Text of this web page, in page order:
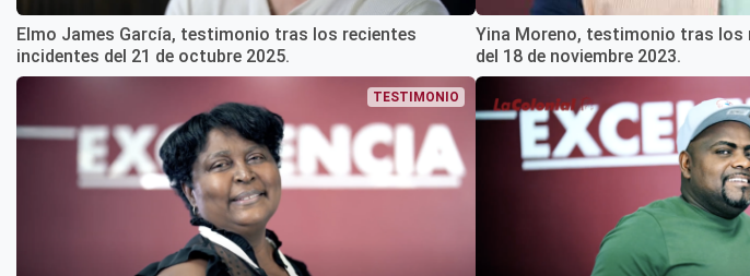
Elmo James García, testimonio tras los recientes
incidentes del 21 de octubre 2025.
Yina Moreno, testimonio tras los
del 18 de noviembre 2023.
TESTIMONIO